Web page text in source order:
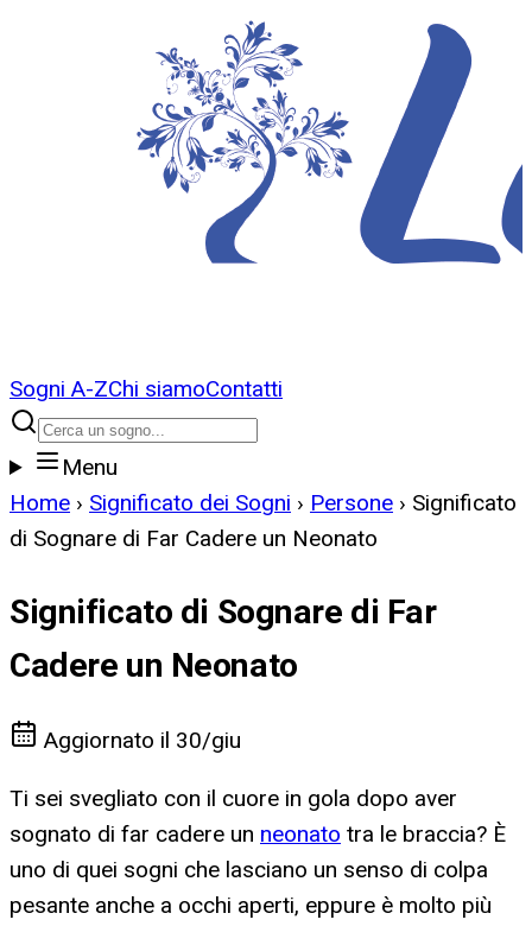
Sogni A-ZChi siamoContatti
Menu
Home › Significato dei Sogni › Persone › Significato
di Sognare di Far Cadere un Neonato
Significato di Sognare di Far
Cadere un Neonato
Aggiornato il 30/giu
Ti sei svegliato con il cuore in gola dopo aver
sognato di far cadere un neonato tra le braccia? È
uno di quei sogni che lasciano un senso di colpa
pesante anche a occhi aperti, eppure è molto più